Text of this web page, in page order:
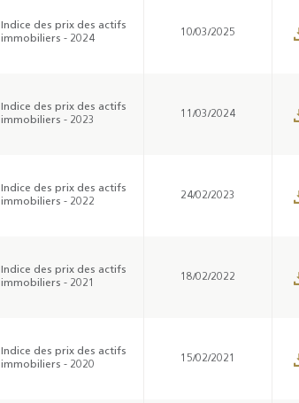
Indice des prix des actifs
immobiliers - 2024
10/03/2025
Indice des prix des actifs
immobiliers - 2023
11/03/2024
Indice des prix des actifs
immobiliers - 2022
24/02/2023
Indice des prix des actifs
immobiliers - 2021
18/02/2022
Indice des prix des actifs
immobiliers - 2020
15/02/2021